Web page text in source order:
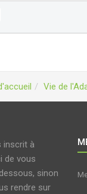
Vie de
inscrit à
de vous
sinon
rendre sur